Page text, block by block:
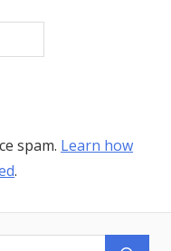
spam. Learn how
.